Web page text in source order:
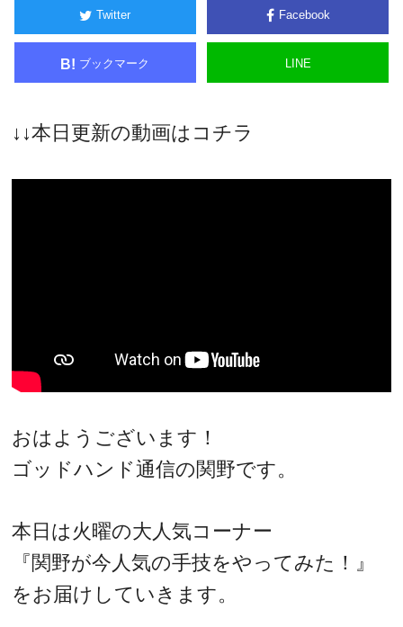
Twitter Facebook
B! ブックマーク LINE
↓↓本日更新の動画はコチラ
おはようございます！
ゴッドハンド通信の関野です。
本日は火曜の大人気コーナー
『関野が今人気の手技をやってみた！』
をお届けしていきます。